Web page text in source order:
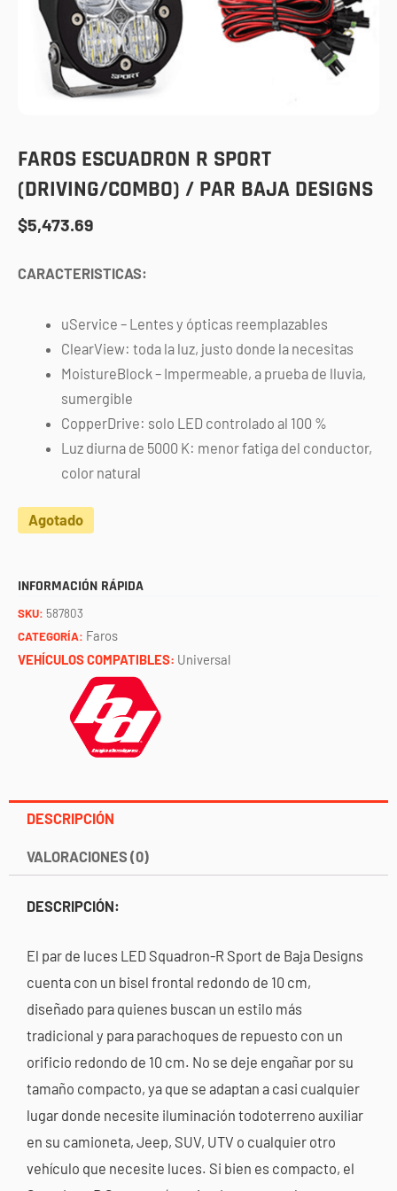
FAROS ESCUADRON R SPORT
(DRIVING/COMBO) / PAR BAJA DESIGNS
$5,473.69
CARACTERISTICAS:
uService – Lentes y ópticas reemplazables
ClearView: toda la luz, justo donde la necesitas
MoistureBlock – Impermeable, a prueba de lluvia,
sumergible
CopperDrive: solo LED controlado al 100 %
Luz diurna de 5000 K: menor fatiga del conductor,
color natural
Agotado
INFORMACIÓN RÁPIDA
SKU: 587803
CATEGORÍA: Faros
VEHÍCULOS COMPATIBLES: Universal
DESCRIPCIÓN
VALORACIONES (0)
DESCRIPCIÓN:
El par de luces LED Squadron-R Sport de Baja Designs
cuenta con un bisel frontal redondo de 10 cm,
diseñado para quienes buscan un estilo más
tradicional y para parachoques de repuesto con un
orificio redondo de 10 cm. No se deje engañar por su
tamaño compacto, ya que se adaptan a casi cualquier
lugar donde necesite iluminación todoterreno auxiliar
en su camioneta, Jeep, SUV, UTV o cualquier otro
vehículo que necesite luces. Si bien es compacto, el